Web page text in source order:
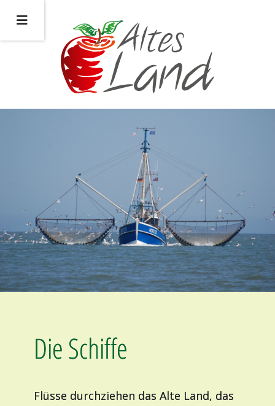
Die Schiffe
Flüsse durchziehen das Alte Land, das